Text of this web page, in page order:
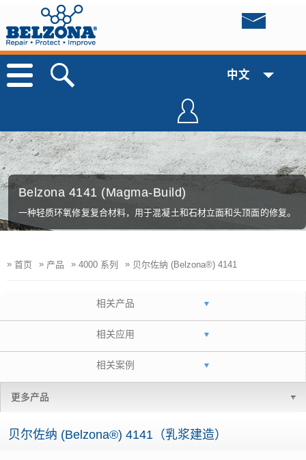
中文
Belzona 4141 (Magma-Build)
一种轻质环氧修复复合材料，用于混凝土和石材立面和头顶面的修复。
» 首页 » 产品 » 4000 系列 » 贝尔佐纳 (Belzona®) 4141
相关产品
相关应用
相关案例
更多产品
贝尔佐纳 (Belzona®) 4141（乳浆建造）